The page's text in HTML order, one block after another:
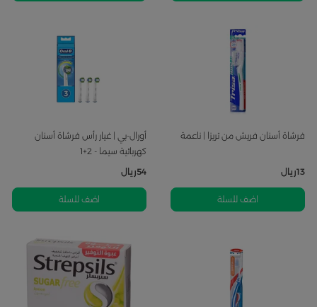
فرشاة أسنان فريش من تريزا | ناعمة
13ريال
اضف للسلة
أورال-بي | غيار رأس فرشاة أسنان
كهربائية سيما - 2+1
54ريال
اضف للسلة